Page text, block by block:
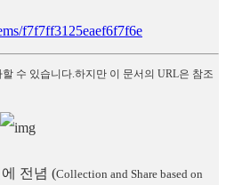
f7f7ff3125eaef6f7f6e
수 있습니다.하지만 이 문서의 URL은 참조
전념 (Collection and Share based on